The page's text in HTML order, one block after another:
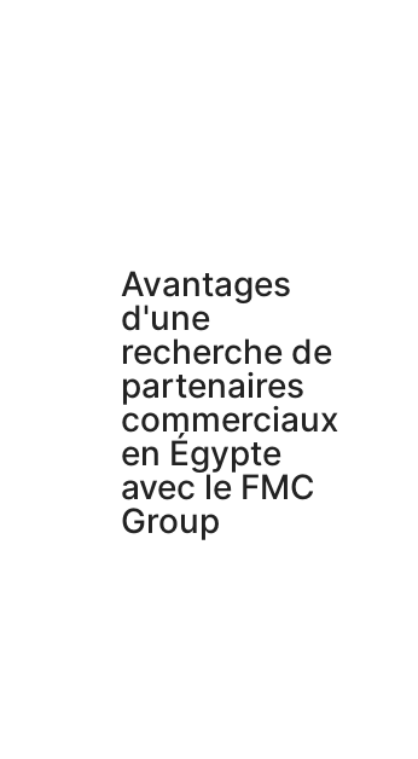
Avantages
d'une
recherche de
partenaires
commerciaux
en Égypte
avec le FMC
Group